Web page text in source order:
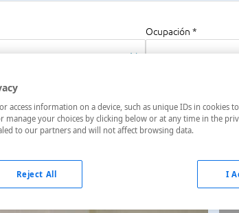
Ocupación *
Grecia
access information on a device, such as unique IDs in cookies
manage your choices by clicking below or at any time in the
to our partners and will not affect browsing data.
Reject All I